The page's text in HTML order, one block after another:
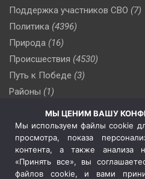
Поддержка участников СВО (7)
Политика (4396)
Природа (16)
Происшествия (4530)
Путь к Победе (3)
Районы (1)
Сельское хозяйство (3)
Социальная политика
(3)
Спецоперация в Украине
Спецоперация на Украине
(404)
МЫ ЦЕНИМ ВАШУ
Мы используем файлы cookie
просмотра, показа
контента, а также анализа
«Принять все», вы
файлов cookie, и вами